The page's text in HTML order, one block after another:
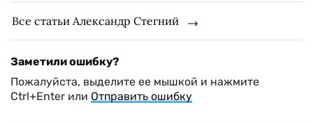
Все статьи Александр Стегний
Заметили ошибку?
Пожалуйста, выделите ее мышкой и нажмите
Ctrl+Enter или Отправить ошибку